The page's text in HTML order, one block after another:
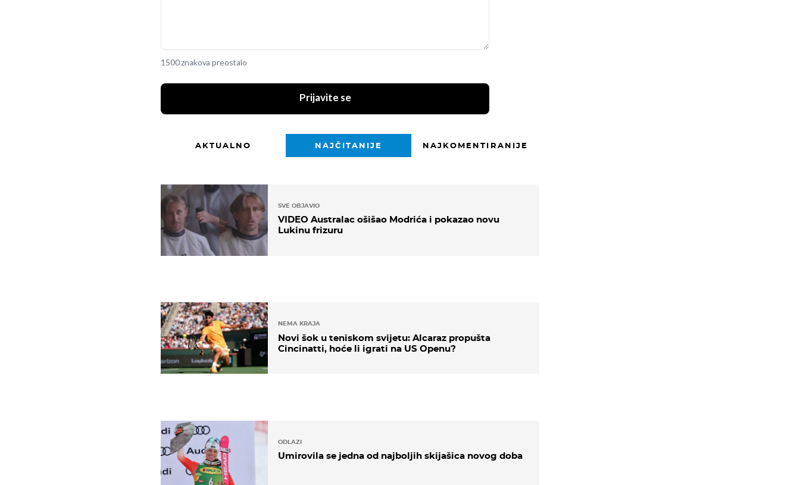
1500 znakova preostalo
Prijavite se
AKTUALNO NAJČITANIJE NAJKOMENTIRANIJE
SVE OBJAVIO
VIDEO Australac ošišao Modrića i pokazao novu
Lukinu frizuru
NEMA KRAJA
Novi šok u teniskom svijetu: Alcaraz propušta
Cincinatti, hoće li igrati na US Openu?
ODLAZI
Umirovila se jedna od najboljih skijašica novog doba